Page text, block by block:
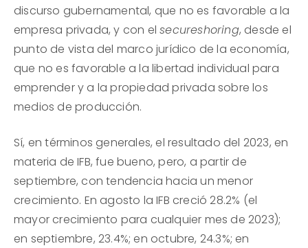
discurso gubernamental, que no es favorable a la
empresa privada, y con elsecureshoring, desde el
punto de vista del marco jurídico de la economía,
que no es favorable a la libertad individual para
emprender y a la propiedad privada sobre los
medios de producción.
Sí, en términos generales, el resultado del 2023, en
materia de IFB, fue bueno, pero, a partir de
septiembre, con tendencia hacia un menor
crecimiento. En agosto la IFB creció 28.2% (el
mayor crecimiento para cualquier mes de 2023);
en septiembre, 23.4%; en octubre, 24.3%; en